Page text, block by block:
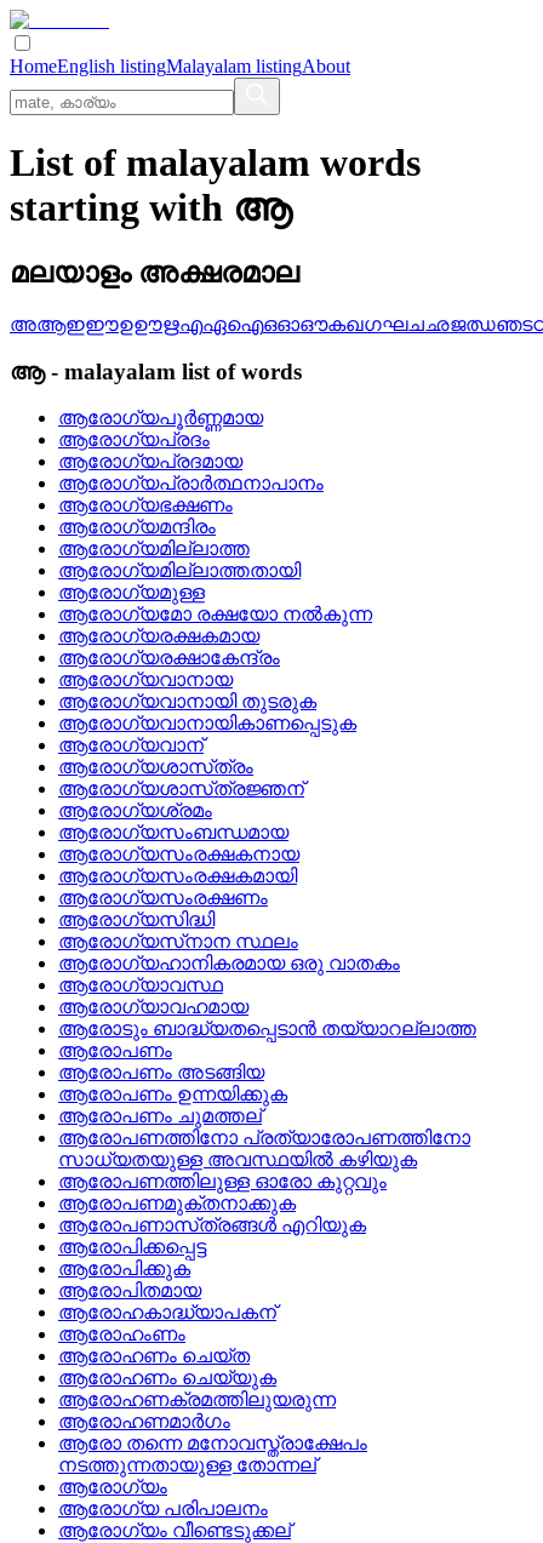
HomeEnglish listingMalayalam listingAbout
List of malayalam words
starting with ആ
മലയാളം അക്ഷരമാല
അആഇഈഉഊഋഎഏഐഒഓഔകഖഗഘചഛജഝഞട
ആ- malayalam list of words
ആരോഗ്യപൂര്‍ണ്ണമായ
ആരോഗ്യപ്രദം
ആരോഗ്യപ്രദമായ
ആരോഗ്യപ്രാര്‍ത്ഥനാപാനം
ആരോഗ്യഭക്ഷണം
ആരോഗ്യമന്ദിരം
ആരോഗ്യമില്ലാത്ത
ആരോഗ്യമില്ലാത്തതായി
ആരോഗ്യമുള്ള
ആരോഗ്യമോ രക്ഷയോ നല്‍കുന്ന
ആരോഗ്യരക്ഷകമായ
ആരോഗ്യരക്ഷാകേന്ദ്രം
ആരോഗ്യവാനായ
ആരോഗ്യവാനായി തുടരുക
ആരോഗ്യവാനായികാണപ്പെടുക
ആരോഗ്യവാന്
ആരോഗ്യശാസ്‌ത്രം
ആരോഗ്യശാസ്‌ത്രജ്ഞന്
ആരോഗ്യശ്രമം
ആരോഗ്യസംബന്ധമായ
ആരോഗ്യസംരക്ഷകനായ
ആരോഗ്യസംരക്ഷകമായി
ആരോഗ്യസംരക്ഷണം
ആരോഗ്യസിദ്ധി
ആരോഗ്യസ്‌നാന സ്ഥലം
ആരോഗ്യഹാനികരമായ ഒരു വാതകം
ആരോഗ്യാവസ്ഥ
ആരോഗ്യാവഹമായ
ആരോടും ബാദ്ധ്യതപ്പെടാന്‍ തയ്യാറല്ലാത്ത
ആരോപണം
ആരോപണം അടങ്ങിയ
ആരോപണം ഉന്നയിക്കുക
ആരോപണം ചുമത്തല്
ആരോപണത്തിനോ പ്രത്യാരോപണത്തിനോ
സാധ്യതയുള്ള അവസ്ഥയില്‍ കഴിയുക
ആരോപണത്തിലുള്ള ഓരോ കുറ്റവും
ആരോപണമുക്തനാക്കുക
ആരോപണാസ്‌ത്രങ്ങള്‍ എറിയുക
ആരോപിക്കപ്പെട്ട
ആരോപിക്കുക
ആരോപിതമായ
ആരോഹകാദ്ധ്യാപകന്
ആരോഹംണം
ആരോഹണം ചെയ്‌ത
ആരോഹണം ചെയ്യുക
ആരോഹണക്രമത്തിലുയരുന്ന
ആരോഹണമാര്‍ഗം
ആരോ തന്നെ മനോവസ്ത്രാക്ഷേപം
നടത്തുന്നതായുള്ള തോന്നല്
ആരോഗ്യം
ആരോഗ്യ പരിപാലനം
ആരോഗ്യം വീണ്ടെടുക്കല്